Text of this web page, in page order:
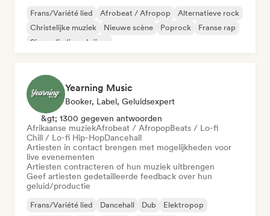
Frans/Variété lied Afrobeat / Afropop
Alternatieve rock
Christelijke muziek
Nieuwe scène Poprock
Franse rap
Singer-liedjesschrijver
Yearning Music
Booker, Label, Geluidsexpert
&gt; 1300 gegeven antwoorden
Afrikaanse muziekAfrobeat / AfropopBeats / Lo-fi
Chill / Lo-fi Hip-HopDancehall
Artiesten in contact brengen met mogelijkheden voor
live evenementen
Artiesten contracteren of hun muziek uitbrengen
Geef artiesten gedetailleerde feedback over hun
geluid/productie
Frans/Variété lied Dancehall Dub
Elektropop